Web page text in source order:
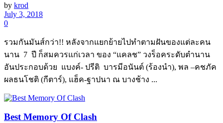
by krod
July 3, 2018
0
รวมกันมันส์กว่า!! หลังจากแยกย้ายไปทำตามฝันของแต่ละคน
นาน 7 ปี ก็สมควรแก่เวลา ของ “แคลช” วงร็อคระดับตำนาน
อันประกอบด้วย แบงค์- ปรีติ บารมีอนันต์ (ร้องนำ), พล –คชภัค
ผลธนโชติ (กีตาร์), แฮ็ค-ฐาปนา ณ บางช้าง ...
Best Memory Of Clash